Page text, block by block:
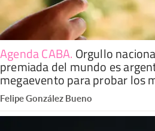
Agenda CABA. Orgullo
premiada del mundo es
megaevento para probar los
Felipe González Bueno